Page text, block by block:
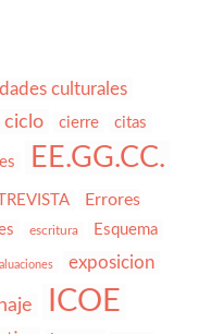
culturales
ciclo cierre citas
EE.GG.CC.
Errores
escritura Esquema
exposicion
ICOE